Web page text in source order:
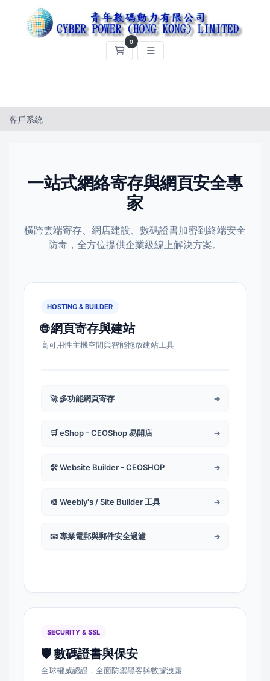
0
購物車
客戶系統
一站式網絡寄存與網頁安全專
家
橫跨雲端寄存、網店建設、數碼證書加密到終端安全
防毒，全方位提供企業級線上解決方案。
HOSTING & BUILDER
🌐 網頁寄存與建站
高可用性主機空間與智能拖放建站工具
🚀 多功能網頁寄存 ➔
🛒 eShop - CEOShop 易開店 ➔
🛠️ Website Builder - CEOSHOP ➔
🎨 Weebly's / Site Builder 工具 ➔
📧 專業電郵與郵件安全過濾 ➔
SECURITY & SSL
🛡️ 數碼證書與保安
全球權威認證，全面防禦黑客與數據洩露